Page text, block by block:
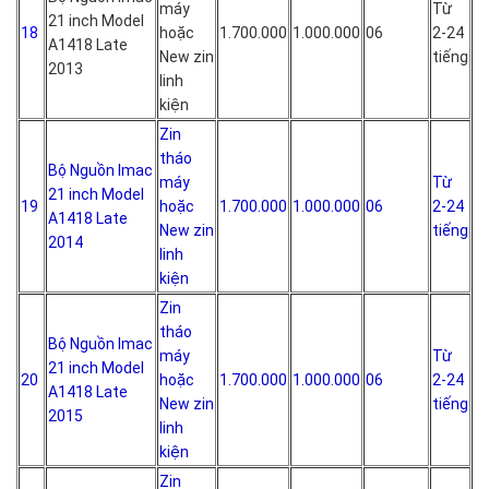
18
21 inch Model
A1418 Late
2013
máy
hoặc
New zin
linh
kiện
1.700.000 1.000.000 06
Từ
2-24
tiếng
19
Bộ Nguồn Imac
21 inch Model
A1418 Late
2014
Zin
tháo
máy
hoặc
New zin
linh
kiện
1.700.000 1.000.000 06
Từ
2-24
tiếng
20
Bộ Nguồn Imac
21 inch Model
A1418 Late
2015
Zin
tháo
máy
hoặc
New zin
linh
kiện
1.700.000 1.000.000 06
Từ
2-24
tiếng
Zin